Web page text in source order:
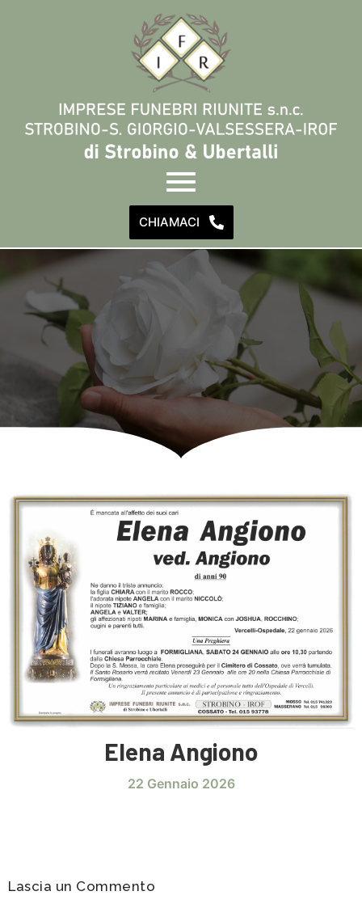
CHIAMACI
Elena Angiono
22 Gennaio 2026
Lascia un Commento